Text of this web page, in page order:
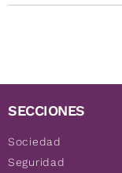
SECCIONES
Sociedad
Seguridad